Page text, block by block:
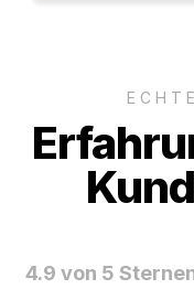
4.9 von 5